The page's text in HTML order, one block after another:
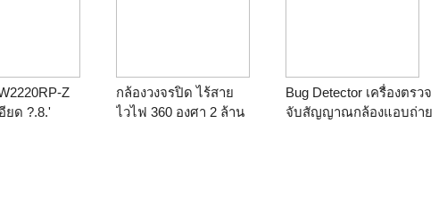
Z
ยด ?.8.'
กล้องวงจรปิด ไร้สาย
ไวไฟ 360 องศา 2 ล้าน
Bug Detector เครื่องตรวจ
จับสัญญาณกล้องแอบถ่าย